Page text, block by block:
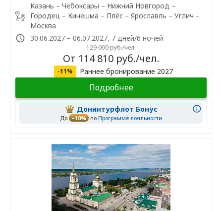
Казань – Чебоксары – Нижний Новгород –
Городец – Кинешма – Плёс – Ярославль – Углич –
Москва
30.06.2027 – 06.07.2027, 7 дней/6 ночей
129 000 руб./чел.
От 114 810 руб./чел.
-11% Раннее бронирование 2027
Подробнее
Донинтурфлот Бонус
До –10% по Программе лояльности